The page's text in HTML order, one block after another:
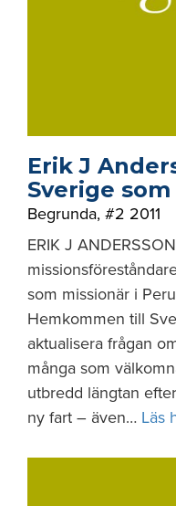
Erik J
Sverige
Begrunda, #2 2011
ERIK J
som missionär i
Hemkommen till
aktualisera frågan
många som
utbredd längtan
ny fart – även… Läs